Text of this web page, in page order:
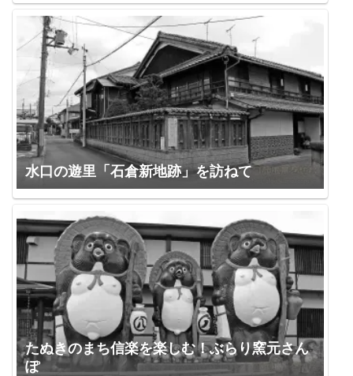
水口の遊里「石倉新地跡」を訪ねて
たぬきのまち信楽を楽しむ！ぶらり窯元さん
ぽ